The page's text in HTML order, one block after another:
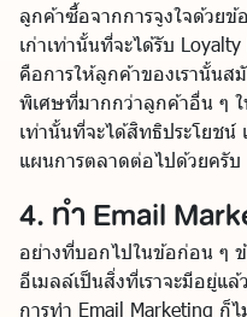
ลูกค้าซื้อจากการจูงใจด้วยข้
เก่าเท่านั้นที่จะได้รับ
คือการให้ลูกค้าของเรานั้น
พิเศษที่มากกว่าลูกค้าอื่น ๆ
เท่านั้นที่จะได้สิทธิประโยช
แผนการตลาดต่อไปด้วยครับ
4. ทำ Email
อย่างที่บอกไปในข้อก่อน ๆ
อีเมลล์เป็นสิ่งที่เราจะมีอยู่แ
การทำ Email Marketing ก็